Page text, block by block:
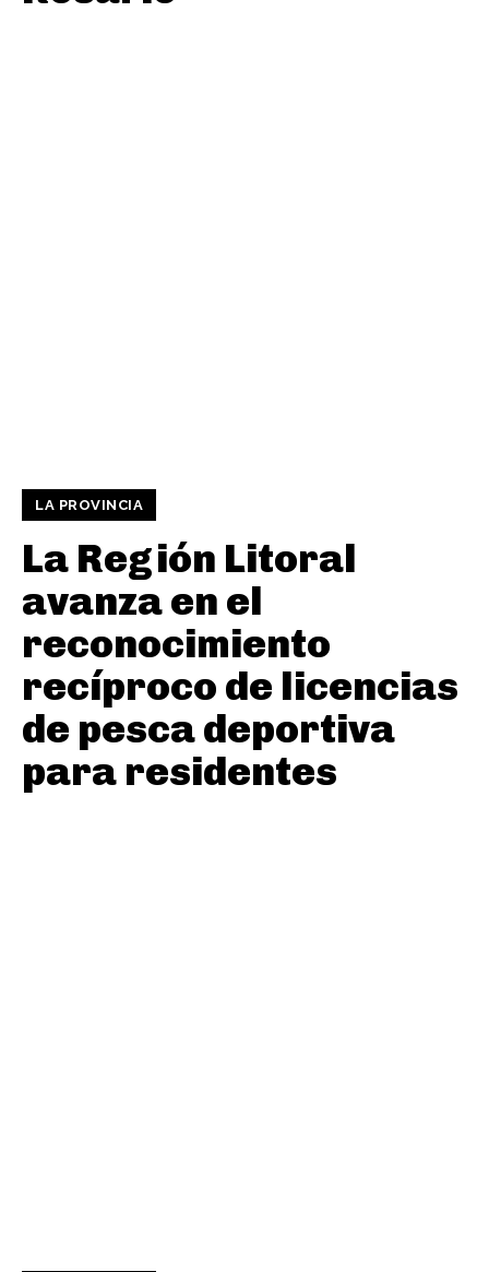
LA PROVINCIA
La Región Litoral
avanza en el
reconocimiento
recíproco de licencias
de pesca deportiva
para residentes